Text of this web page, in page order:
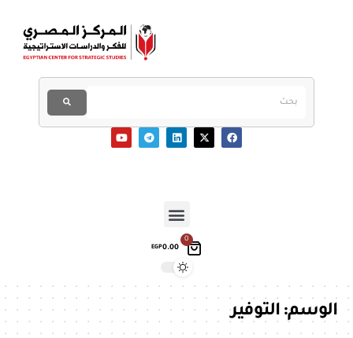
0
EGP0.00
الوسم:التوفير